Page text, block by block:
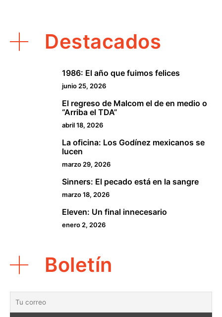
Destacados
1986: El año que fuimos felices
junio 25, 2026
El regreso de Malcom el de en medio o
“Arriba el TDA”
abril 18, 2026
La oficina: Los Godínez mexicanos se
lucen
marzo 29, 2026
Sinners: El pecado está en la sangre
marzo 18, 2026
Eleven: Un final innecesario
enero 2, 2026
Boletín